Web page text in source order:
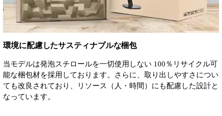
環境に配慮したサスティナブルな梱包
当モデルは発泡スチロールを一切使用しない 100％リサイクル可
能な梱包材を採用しております。さらに、取り出しやすさについ
ても改良されており、リソース（人・時間）にも配慮した設計と
なっています。